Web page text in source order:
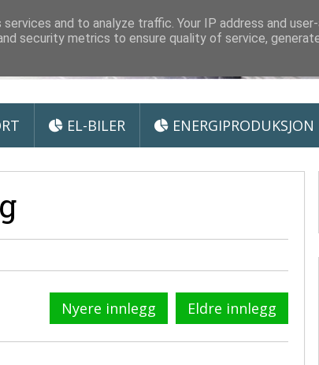
EL-BILER ENERGIPRODUKSJON
Nyere innlegg Eldre innlegg
and to analyze traffic. Your IP address and
security metrics to ensure quality of service,